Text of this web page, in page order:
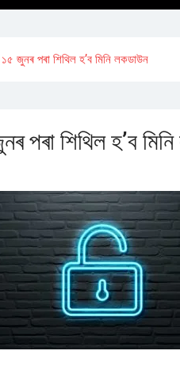
জুনৰ পৰা শিথিল হ’ব মিনি লকডাউন
পৰা শিথিল হ’ব